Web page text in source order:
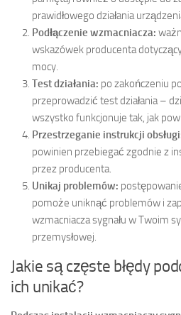
prawidłowego działania
Podłączenie wzmacniacza:
wskazówek producenta
mocy.
Test działania: po zakończeniu
przeprowadzić test działania –
wszystko funkcjonuje tak, jak
Przestrzeganie instrukcji
powinien przebiegać zgodnie z
przez producenta.
Unikaj problemów:
pomoże uniknąć problemów i
wzmacniacza sygnału w Twoim
przemysłowej.
Jakie są częste błędy
ich unikać?